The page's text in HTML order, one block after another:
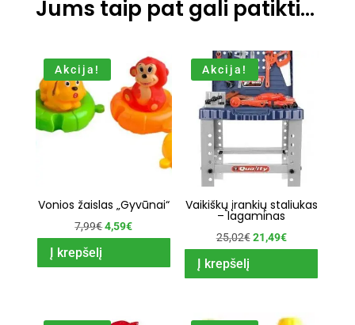
Jums taip pat gali patikti…
Akcija!
Vonios žaislas „Gyvūnai“
7,99€Original
was:
4,59€Current
is:
Į krepšelį
Akcija!
Vaikiškų įrankių staliukas
– lagaminas
25,02€ Original
was:
21,49€Current
is:
Į krepšelį